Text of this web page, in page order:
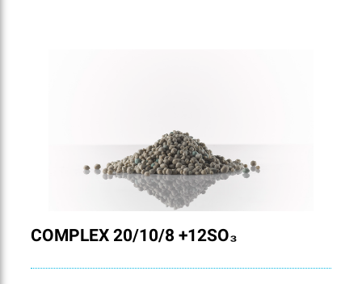
COMPLEX 20/10/8 +12SO₃